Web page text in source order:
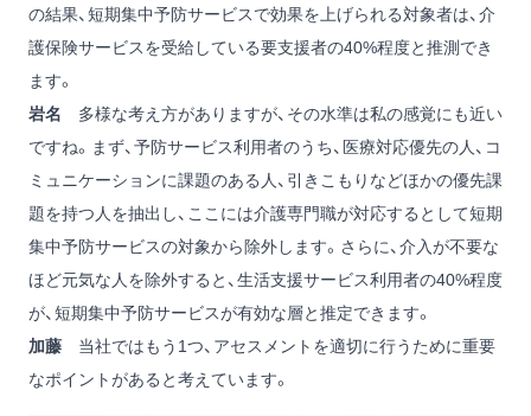
の結果、短期集中予防サービスで効果を上げられる対象者は、介
護保険サービスを受給している要支援者の40%程度と推測でき
ます。
岩名 多様な考え方がありますが、その水準は私の感覚にも近い
ですね。まず、予防サービス利用者のうち、医療対応優先の人、コ
ミュニケーションに課題のある人、引きこもりなどほかの優先課
題を持つ人を抽出し、ここには介護専門職が対応するとして短期
集中予防サービスの対象から除外します。さらに、介入が不要な
ほど元気な人を除外すると、生活支援サービス利用者の40%程度
が、短期集中予防サービスが有効な層と推定できます。
加藤 当社ではもう1つ、アセスメントを適切に行うために重要
なポイントがあると考えています。